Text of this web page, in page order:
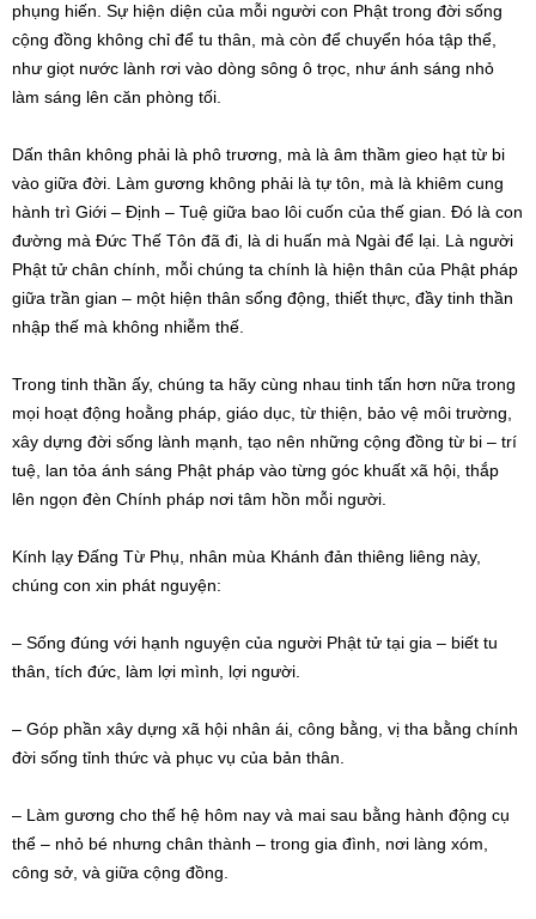
phụng hiến. Sự hiện diện của mỗi người con Phật trong đời sống
cộng đồng không chỉ để tu thân, mà còn để chuyển hóa tập thể,
như giọt nước lành rơi vào dòng sông ô trọc, như ánh sáng nhỏ
làm sáng lên căn phòng tối.
Dấn thân không phải là phô trương, mà là âm thầm gieo hạt từ bi
vào giữa đời. Làm gương không phải là tự tôn, mà là khiêm cung
hành trì Giới – Định – Tuệ giữa bao lôi cuốn của thế gian. Đó là con
đường mà Đức Thế Tôn đã đi, là di huấn mà Ngài để lại. Là người
Phật tử chân chính, mỗi chúng ta chính là hiện thân của Phật pháp
giữa trần gian – một hiện thân sống động, thiết thực, đầy tinh thần
nhập thế mà không nhiễm thế.
Trong tinh thần ấy, chúng ta hãy cùng nhau tinh tấn hơn nữa trong
mọi hoạt động hoằng pháp, giáo dục, từ thiện, bảo vệ môi trường,
xây dựng đời sống lành mạnh, tạo nên những cộng đồng từ bi – trí
tuệ, lan tỏa ánh sáng Phật pháp vào từng góc khuất xã hội, thắp
lên ngọn đèn Chính pháp nơi tâm hồn mỗi người.
Kính lạy Đấng Từ Phụ, nhân mùa Khánh đản thiêng liêng này,
chúng con xin phát nguyện:
– Sống đúng với hạnh nguyện của người Phật tử tại gia – biết tu
thân, tích đức, làm lợi mình, lợi người.
– Góp phần xây dựng xã hội nhân ái, công bằng, vị tha bằng chính
đời sống tỉnh thức và phục vụ của bản thân.
– Làm gương cho thế hệ hôm nay và mai sau bằng hành động cụ
thể – nhỏ bé nhưng chân thành – trong gia đình, nơi làng xóm,
công sở, và giữa cộng đồng.